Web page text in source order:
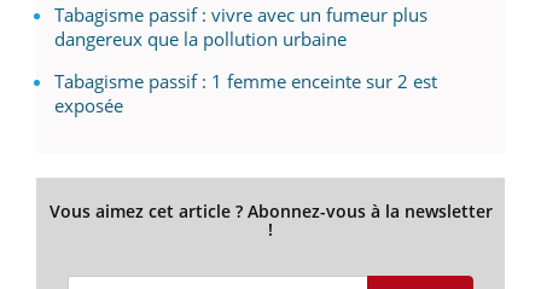
Tabagisme passif : vivre avec un fumeur plus
dangereux que la pollution urbaine
Tabagisme passif : 1 femme enceinte sur 2 est
exposée
Vous aimez cet article ? Abonnez-vous à la newsletter
!